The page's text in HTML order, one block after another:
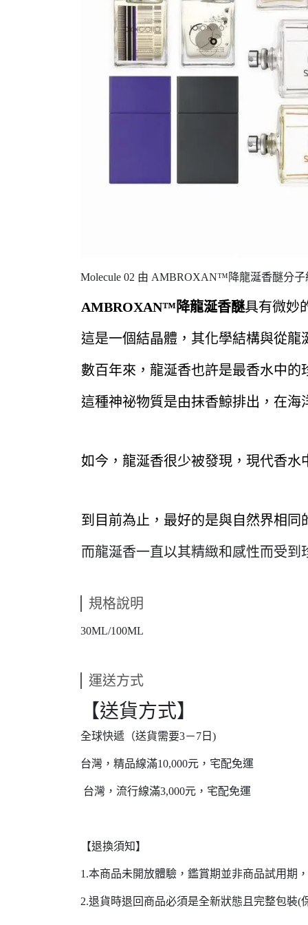
Molecule 02 由 AMBROXAN™降龍涎香醚分
AMBROXAN™降龍涎香醚具有微妙
這是一個結晶體，其化學結構與從龍
數百年來，龍涎香也許是最香水中的
這種神祕物質是由抹香鯨排出，在
如今，龍涎香很少被發現，現代香
到目前為止，最好的是與自然界相同
而龍涎香一直以其精緻和感性而受
規格說明
30ML/100ML
運送方式
【送貨方式】
全球快遞（送貨需要3－7日)
台灣，精品線滿10,000元，宅配免運
台灣，流行線滿3,000元，宅配免運
【退換須知】
1.本商品未開放體驗，鑑賞期並非商品試用期
2.退貨時退回商品必須是全新狀態且完整包裝